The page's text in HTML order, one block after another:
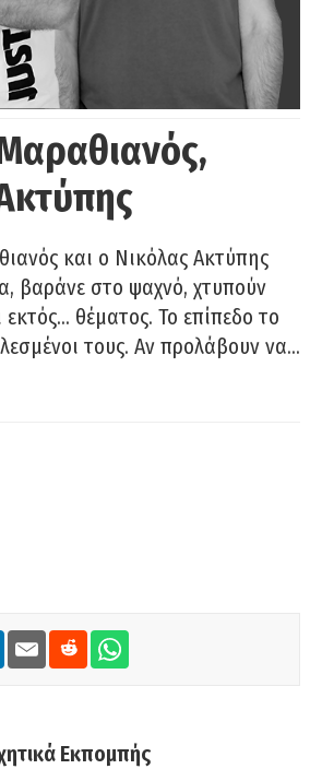
και ο Νικόλας Ακτύπης
βαράνε στο ψαχνό, χτυπούν
θέματος. Το επίπεδο το
τους. Αν προλάβουν να…
Εκπομπής